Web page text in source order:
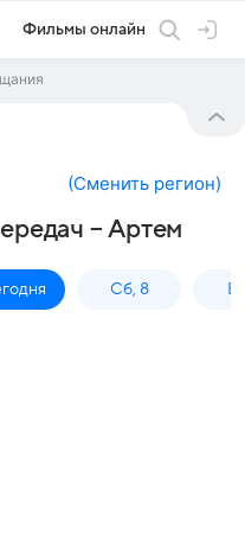
Фильмы онлайн
(Сменить регион)
– Артем
Сб, 8